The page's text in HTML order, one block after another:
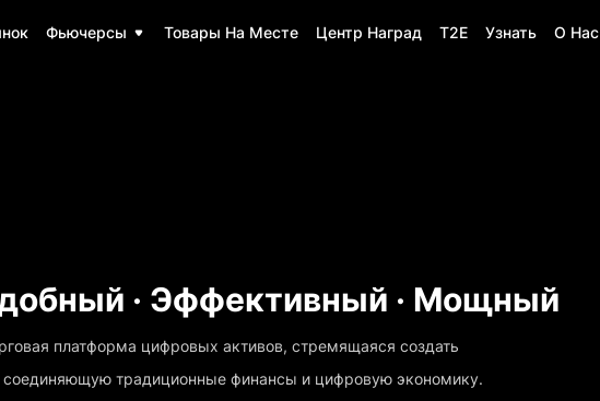
Фьючерсы Товары На Месте Центр Наград T2E Узнать О Нас
· Эффективный · Мощный
платформа цифровых активов, стремящаяся создать
соединяющую традиционные финансы и цифровую экономику.